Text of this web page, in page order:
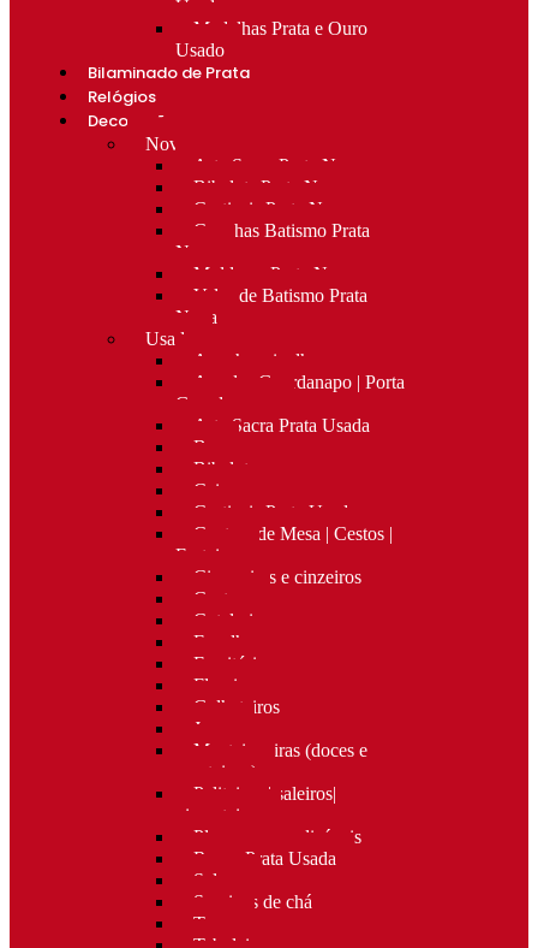
Usado
Medalhas Prata e Ouro
Usado
Bilaminado de Prata
Relógios
Decoração
Novo
Arte Sacra Prata Nova
Bibelots Prata Nova
Castiçais Prata Nova
Conchas Batismo Prata
Nova
Molduras Prata Nova
Velas de Batismo Prata
Nova
Usado
Apanha migalhas
Argolas Guardanapo | Porta
Guardanapos
Arte Sacra Prata Usada
Bar
Bibelots
Caixas
Castiçais Prata Usada
Centros de Mesa | Cestos |
Fruteiras
Cigarreiras e cinzeiros
Costura
Cutelaria
Espelhos
Escritório
Floreiras
Galheteiros
Jarras
Manteigueiras (doces e
manteigas)
Paliteiros | saleiros|
pimenteiros
Placas personalizáveis
Rocas Prata Usada
Salvas
Serviços de chá
Taças